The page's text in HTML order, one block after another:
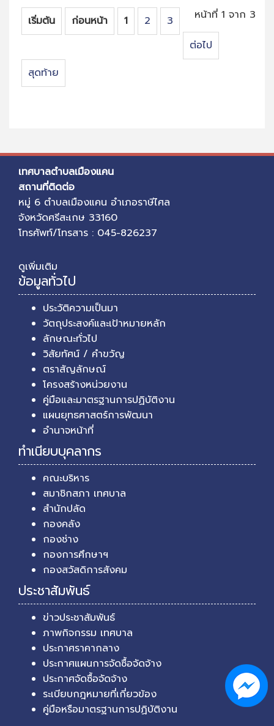
หน้าที่ 1 จาก 3
เริ่มต้น ก่อนหน้า 1 2
3
ต่อไป
สุดท้าย
เทศบาลตำบลเมืองแคน
สถานที่ติดต่อ
หมู่ 6 ตำบลเมืองแคน อำเภอราษีไศล
จังหวัดศรีสะเกษ 33160
โทรศัพท์/โทรสาร : 045-826237
ดูเพิ่มเติม
ข้อมูลทั่วไป
ประวัติความเป็นมา
วัตถุประสงค์และเป้าหมายหลัก
ลักษณะทั่วไป
วิสัยทัศน์ / คำขวัญ
ตราสัญลักษณ์
โครงสร้างหน่วยงาน
คู่มือและมาตรฐานการปฏิบัติงาน
แผนยุทธศาสตร์การพัฒนา
อำนาจหน้าที่
ทำเนียบบุคลากร
คณะบริหาร
สมาชิกสภา เทศบาล
สำนักปลัด
กองคลัง
กองช่าง
กองการศึกษาฯ
กองสวัสดิการสังคม
ประชาสัมพันธ์
ข่าวประชาสัมพันธ์
ภาพกิจกรรม เทศบาล
ประกาศราคากลาง
ประกาศแผนการจัดซื้อจัดจ้าง
ประกาศจัดซื้อจัดจ้าง
ระเบียบกฎหมายที่เกี่ยวข้อง
คู่มือหรือมาตรฐานการปฏิบัติงาน